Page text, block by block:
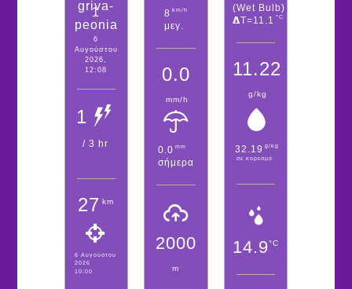
1
griva-
peonia
6
Αυγούστου
2026,
12:08
1
/ 3 hr
27 km
6 Αυγούστου
2026
10:00
8 km/h
μεγ.
0.0
mm/h
0.0 mm
σήμερα
2000
m
(Wet Bulb)
𝝙T=11.1 °C
11.22
g/kg
32.19 g/kg
σε κορεσμό
14.9°C